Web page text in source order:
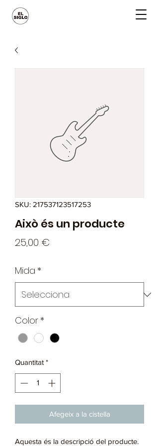
SKU: 217537123517253
Això és un producte
25,00 €
Mida *
Color *
Quantitat *
Afegeix a la cistella
Aquesta és la descripció del producte.